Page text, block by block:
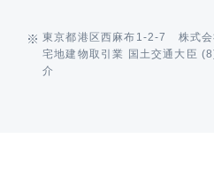
東京都港区西麻布1-2-7 株式
宅地建物取引業 国土交通大臣
介